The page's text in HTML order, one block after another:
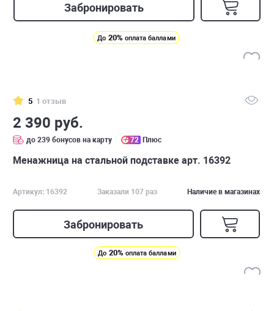
Забронировать
До 20% оплата баллами
5 1 отзыв
2 390 руб.
до 239 бонусов на карту 72 Плюс
Менажница на стальной подставке арт. 16392
Артикул: 16392 Заказали 107 раз Наличие в магазинах
Забронировать
До 20% оплата баллами